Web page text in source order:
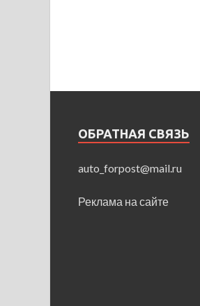
ОБРАТНАЯ СВЯЗЬ
auto_forpost@mail.ru
Реклама на сайте